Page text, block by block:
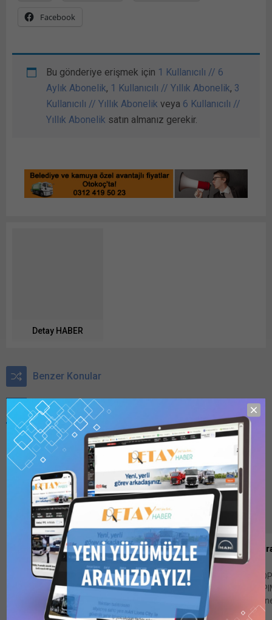
Facebook
Bu gönderiye erişmek için 1 Kullanıcılı // 6
Aylık Abonelik, 1 Kullanıcılı // Yıllık Abonelik, 3
Kullanıcılı // Yıllık Abonelik veya 6 Kullanıcılı //
Yıllık Abonelik satın almanız gerekir.
Detay HABER
Benzer Konular
Bu kategori
yalnızca üyeler
tarafından
görüntülenebilir.
Bu kategoriyi
görüntülemek
için1 Kullanıcılı
// 6 Aylık
Abonelik,
Kullanıcılı // Yıllık
Abonelik
Kullanıcılı // Yıllık
Abonelikveya6
Kullanıcılı // Yıllık
Abonelik
satın
alarak
kaydolun.
DETAY-1956 (25 Mayıs – 1
İhaleleri…
MEB, KAHRAMANMARAŞ İLİNDE
EĞİTİM BİNASI VE EKLENTİLERİ
Eğitim Bakanlığı İnşaat ve Emlak
yapılan duyuruya göre, Deprem